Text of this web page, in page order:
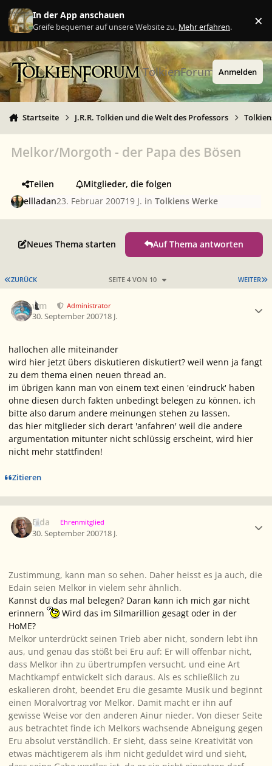
Zu Inhalt springen
In der App anschauen
Greife bequemer auf unsere Website zu. Mehr erfahren. ×
TolkienForum Anmelden
Startseite J.R.R. Tolkien und die Welt des Professors
Melkor/Morgoth - der Papa des Bösen
Teilen
Mitglieder, die folgen
ellladan23. Februar 200719 J. inTolkiens Werke
Neues Thema starten Auf Thema antworten
ERSTE SEITE
ZURÜCK WEITER
SEITE 4 VON 10
wm Administrator
30. September 200718 J.
hallochen alle miteinander
wird hier jetzt übers diskutieren diskutiert? weil wenn ja fangt
zu dem thema einen neuen thread an.
im übrigen kann man von einem text einen 'eindruck' haben
ohne diesen durch fakten unbedingt belegen zu können. ich
bitte also darum andere meinungen stehen zu lassen.
das hier mitglieder sich derart 'anfahren' weil die andere
argumentation mitunter nicht schlüssig erscheint, wird hier
nicht mehr stattfinden!
Zitieren
Elda Ehrenmitglied
30. September 200718 J.
Zustimmung, kann man so sehen. Daher heisst es ja auch, die
Edain seien Melkor in vielem sehr ähnlich.
Kannst du das mal belegen? Daran kann ich mich gar nicht
erinnern
Wird das im Silmarillion gesagt oder in der
HoME?
Melkor unterdrückt seinen Trieb aber nicht, sondern lebt ihn
aus, und genau das stößt bei Eru auf: Er will offenbar nicht,
dass Melkor ihn zu übertrumpfen versucht, und eine Art
Machtkampf entwickelt sich daraus. Als es schließlich zu
eskalieren droht, beendet Eru die gesamte Musik und beginnt
einen Moralvortrag vor Melkor. Damit macht er ihn auf
gewisse Weise vor den anderen Ainur nieder. Von dieser Seite
aus betrachtet finde ich Melkors wachsende Abneigung gegen
Eru absolut verständlich. Er sieht, dass seine Kreativität von
etwas mächtigerem als ihm nicht geduldet wird und sieht,